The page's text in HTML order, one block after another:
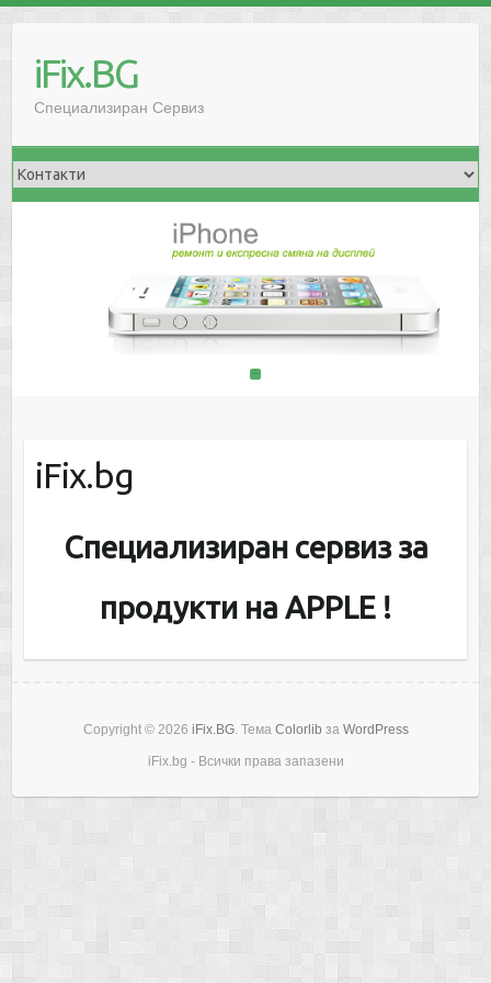
iFix.BG
Специализиран Сервиз
2
iFix.bg
Специализиран сервиз за
продукти на APPLE !
Copyright © 2026 iFix.BG. Тема Colorlib за WordPress
iFix.bg - Всички права запазени